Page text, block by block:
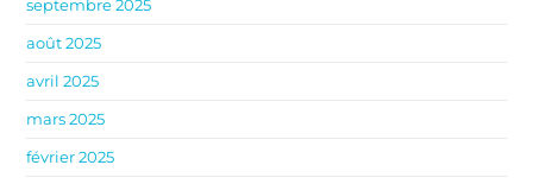
septembre 2025
août 2025
avril 2025
mars 2025
février 2025